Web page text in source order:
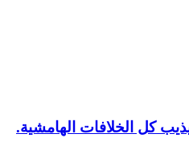
كل الخلافات الهامشية.